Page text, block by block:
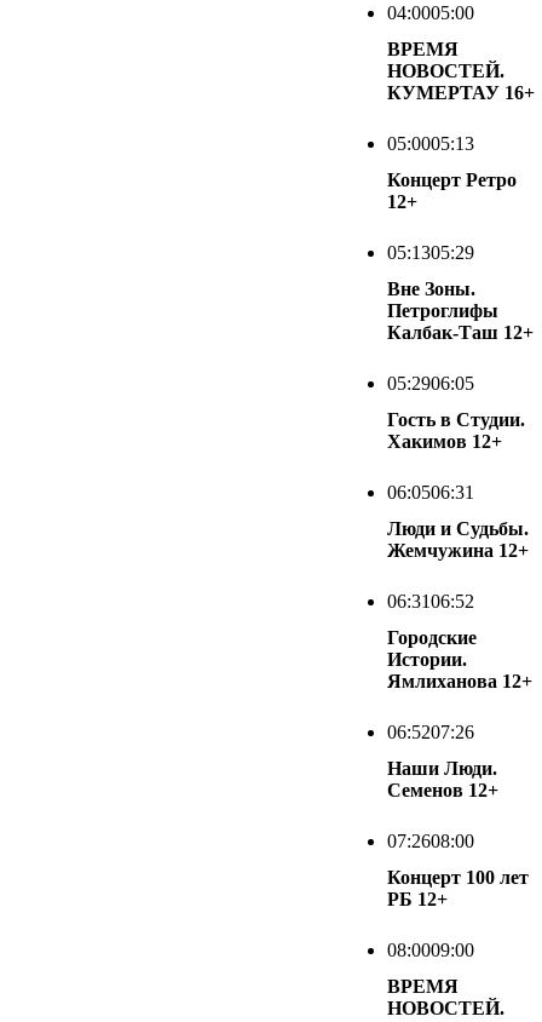
04:0005:00
ВРЕМЯ
НОВОСТЕЙ.
КУМЕРТАУ 16+
05:0005:13
Концерт Ретро
12+
05:1305:29
Вне Зоны.
Петроглифы
Калбак-Таш 12+
05:2906:05
Гость в Студии.
Хакимов 12+
06:0506:31
Люди и Судьбы.
Жемчужина 12+
06:3106:52
Городские
Истории.
Ямлиханова 12+
06:5207:26
Наши Люди.
Семенов 12+
07:2608:00
Концерт 100 лет
РБ 12+
08:0009:00
ВРЕМЯ
НОВОСТЕЙ.